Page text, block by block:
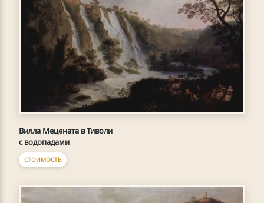
Вилла Мецената в Тиволи
с водопадами
СТОИМОСТЬ